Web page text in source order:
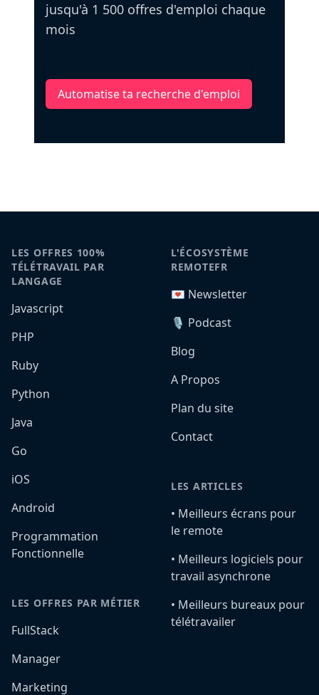
jusqu'à 1 500 offres d'emploi chaque
mois
Automatise ta recherche d'emploi
LES OFFRES 100%
TÉLÉTRAVAIL PAR
LANGAGE
Javascript
PHP
Ruby
Python
Java
Go
iOS
Android
Programmation
Fonctionnelle
LES OFFRES PAR MÉTIER
FullStack
Manager
Marketing
L'ÉCOSYSTÈME
REMOTEFR
💌 Newsletter
🎙️ Podcast
Blog
A Propos
Plan du site
Contact
LES ARTICLES
•️ Meilleurs écrans pour
le remote
•️ Meilleurs logiciels pour
travail asynchrone
•️ Meilleurs bureaux pour
télétravailer